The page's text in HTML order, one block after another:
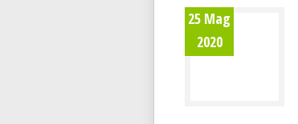
25 Mag
2020